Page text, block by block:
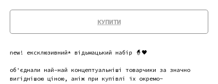
КУПИТИ
new! ексклюзивний* відьмацький набір 🧙🖤
об'єднали най-най концептуальніші товарчики за значно
вигіднішою ціною, аніж при купівлі їх окремо~